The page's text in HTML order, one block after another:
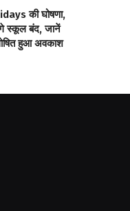
की घोषणा,
स्कूल बंद, जानें
हुआ अवकाश